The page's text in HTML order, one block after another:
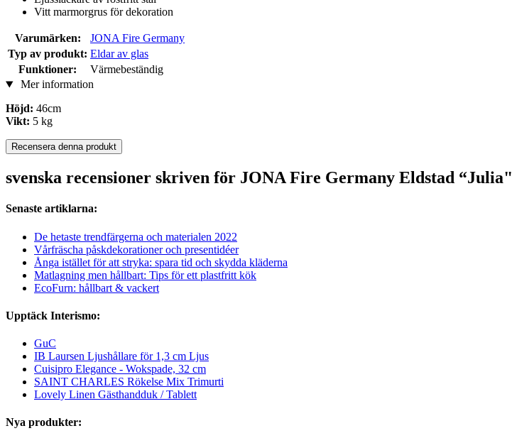
Vitt marmorgrus för dekoration
Varumärken:
JONA Fire Germany
Typ av produkt: Eldar av glas
Funktioner:
Värmebeständig
Mer information
Höjd: 46cm
Vikt: 5 kg
Recensera denna produkt
svenska recensioner skriven för JONA Fire Germany Eldstad “Julia"
Senaste artiklarna:
De hetaste trendfärgerna och materialen 2022
Vårfräscha påskdekorationer och presentidéer
Ånga istället för att stryka: spara tid och skydda kläderna
Matlagning men hållbart: Tips för ett plastfritt kök
EcoFurn: hållbart & vackert
Upptäck Interismo:
GuC
IB Laursen Ljushållare för 1,3 cm Ljus
Cuisipro Elegance - Wokspade, 32 cm
SAINT CHARLES Rökelse Mix Trimurti
Lovely Linen Gästhandduk / Tablett
Nya produkter: